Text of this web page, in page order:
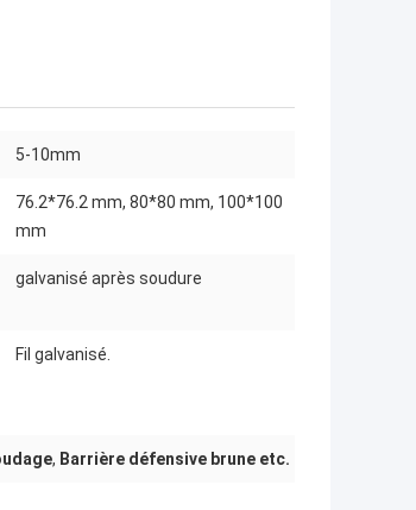
5-10mm
76.2*76.2 mm, 80*80 mm, 100*100
mm
galvanisé après soudure
Fil galvanisé.
, Barrière défensive brune etc.